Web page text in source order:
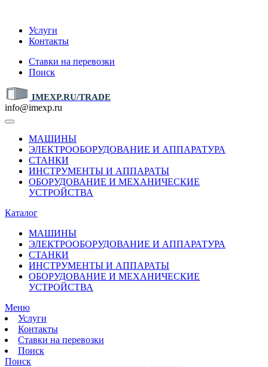
Услуги
Контакты
Ставки на перевозки
Поиск
IMEXP.RU/TRADE
info@imexp.ru
МАШИНЫ
ЭЛЕКТРООБОРУДОВАНИЕ И АППАРАТУРА
СТАНКИ
ИНСТРУМЕНТЫ И АППАРАТЫ
ОБОРУДОВАНИЕ И МЕХАНИЧЕСКИЕ
УСТРОЙСТВА
Каталог
МАШИНЫ
ЭЛЕКТРООБОРУДОВАНИЕ И АППАРАТУРА
СТАНКИ
ИНСТРУМЕНТЫ И АППАРАТЫ
ОБОРУДОВАНИЕ И МЕХАНИЧЕСКИЕ
УСТРОЙСТВА
Меню
Услуги
Контакты
Ставки на перевозки
Поиск
Поиск